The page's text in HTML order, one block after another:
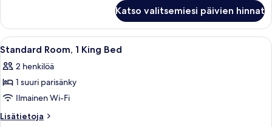
kuvat
1
Queen
Bed
Katso valitsemiesi päivien hinnat
Avaa
kaikki
huonetyypin
Standard
Room,
1
Hotellihuone, jossa on suuri sänky,
4
Standard Room, 1 King Bed
2 henkilöä
1 suuri parisänky
Ilmainen Wi-Fi
Lisätietoja
Lisätietoja